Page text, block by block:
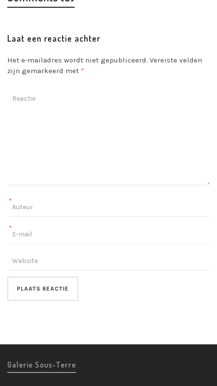
Laat een reactie achter
Het e-mailadres wordt niet gepubliceerd. Vereiste velden
zijn gemarkeerd met *
*
*
Galerie Sous-Terre